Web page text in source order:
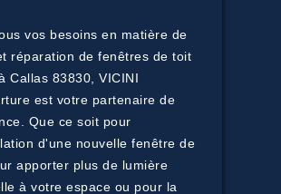
vos besoins en matière de
réparation de fenêtres de toit
Callas 83830, VICINI
est votre partenaire de
Que ce soit pour
d'une nouvelle fenêtre de
apporter plus de lumière
à votre espace ou pour la